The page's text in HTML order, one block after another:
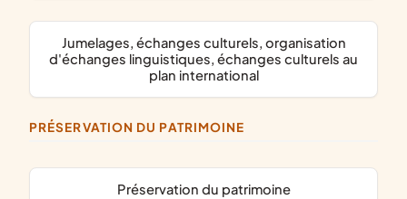
jumelages, échanges culturels, organisation
d'échanges linguistiques, échanges culturels au
plan international
PRÉSERVATION DU PATRIMOINE
préservation du patrimoine